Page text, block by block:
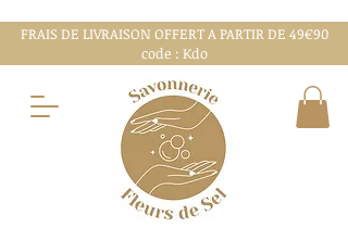
FRAIS DE LIVRAISON OFFERT A PARTIR DE 49€90
code : Kdo